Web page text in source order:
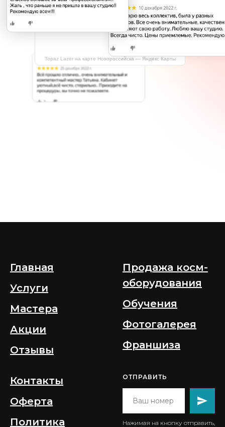
Topaz Lazer на карте Новороссийска — Яндекс Карты
Главная
Услуги
Мастера
Акции
Отзывы
Продажа косм-
оборудования
Обучения
Фотогалерея
Франшиза
Контакты
Оферта
Политика
ОТПРАВИТЬ
Нажимая на кнопку отправить,